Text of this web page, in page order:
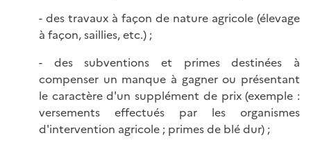
- des travaux à façon de nature agricole (élevage
à façon, saillies, etc.) ;
- des subventions et primes destinées à
compenser un manque à gagner ou présentant
le caractère d'un supplément de prix (exemple :
versements effectués par les organismes
d'intervention agricole ; primes de blé dur) ;